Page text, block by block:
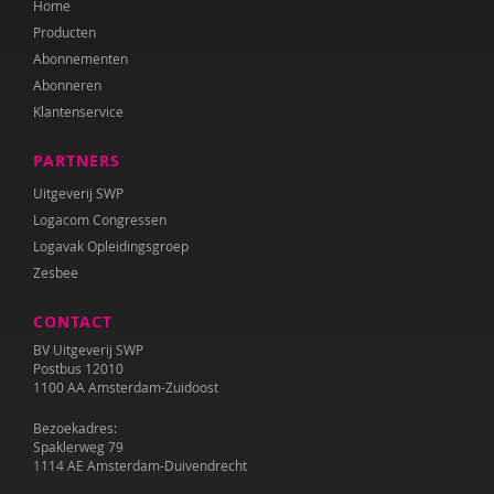
Diana Turkenburg-de Haan
Wesley Verboom
Wouter Verhage
Tamara Wally
Hermien Wiechers
Home
Producten
Abonnementen
Abonneren
Klantenservice
PARTNERS
Uitgeverij SWP
Logacom Congressen
Logavak Opleidingsgroep
Zesbee
CONTACT
BV Uitgeverij SWP
Postbus 12010
1100 AA Amsterdam-Zuidoost
Bezoekadres:
Spaklerweg 79
1114 AE Amsterdam-Duivendrecht